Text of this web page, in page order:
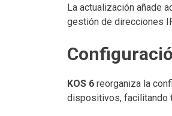
La actualización añade
gestión de direcciones
KOS 6 reorganiza la
dispositivos, facilitando